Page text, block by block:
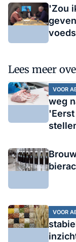
'Zou
Lees meer
VOOR
weg
VOOR